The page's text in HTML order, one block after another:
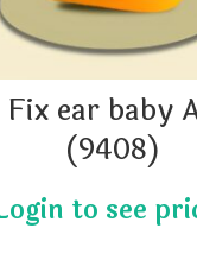
Fix ear baby
(9408)